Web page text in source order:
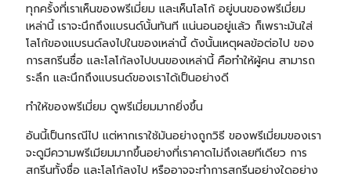
ทุกครั้งที่เราเห็นของพรีเมี่ยม และเห็นโลโก้ อยู่บนของพรีเมี่ยม
เหล่านี้ เราจะนึกถึงแบรนด์นั้นทันที แน่นอนอยู่แล้ว ก็เพราะมันใส่
โลโก้ของแบรนด์ลงไปในของเหล่านี้ ดังนั้นเหตุผลข้อต่อไป ของ
การสกรีนชื่อ และโลโก้ลงไปบนของเหล่านี้ คือทำให้ผู้คน สามารถ
ระลึก และนึกถึงแบรนด์ของเราได้เป็นอย่างดี
ทำให้ของพรีเมี่ยม ดูพรีเมี่ยมมากยิ่งขึ้น
อันนี้เป็นกรณีไป แต่หากเราใช้มันอย่างถูกวิธี ของพรีเมี่ยมของเรา
จะดูมีความพรีเมียมมากขึ้นอย่างที่เราคาดไม่ถึงเลยทีเดียว การ
สกรีนทั้งชื่อ และโลโก้ลงไป หรืออาจจะทำการสกรีนอย่างใดอย่าง